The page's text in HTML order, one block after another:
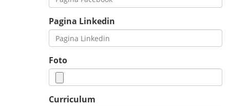
Pagina Linkedin
Foto
Curriculum